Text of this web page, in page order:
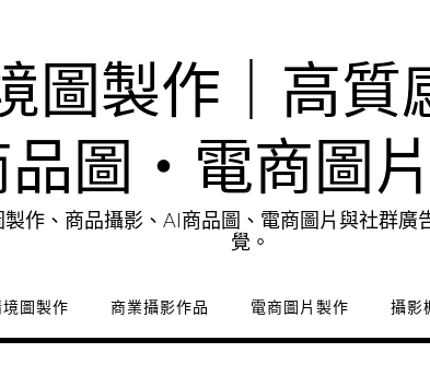
圖製作｜高質
圖・電商圖
作、商品攝影、AI商品圖、電商圖片與社群
覺。
圖製作 商業攝影作品 電商圖片製作 攝影